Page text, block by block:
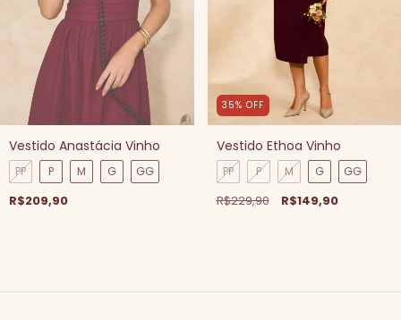
Vestido Anastácia Vinho
PP P M G GG
R$209,90
35% OFF
Vestido Ethoa Vinho
PP P M G GG
R$229,90 R$149,90